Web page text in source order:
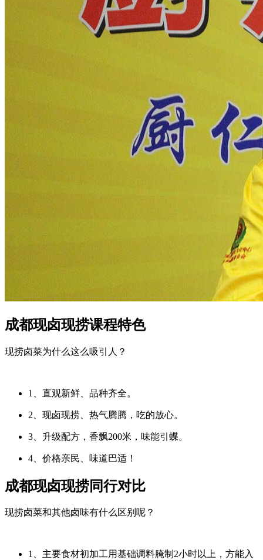
成都现卤现捞课程特色
现捞卤菜为什么这么吸引人？
1、直观新鲜、品种齐全。
2、现卤现捞、热气腾腾，吃的放心。
3、升级配方，香飘200米，味能引蝶。
4、价格亲民、味道巴适！
成都现卤现捞同行对比
现捞卤菜和其他卤味有什么区别呢？
1、主要食材初加工用基础调料腌制2小时以上，方能入